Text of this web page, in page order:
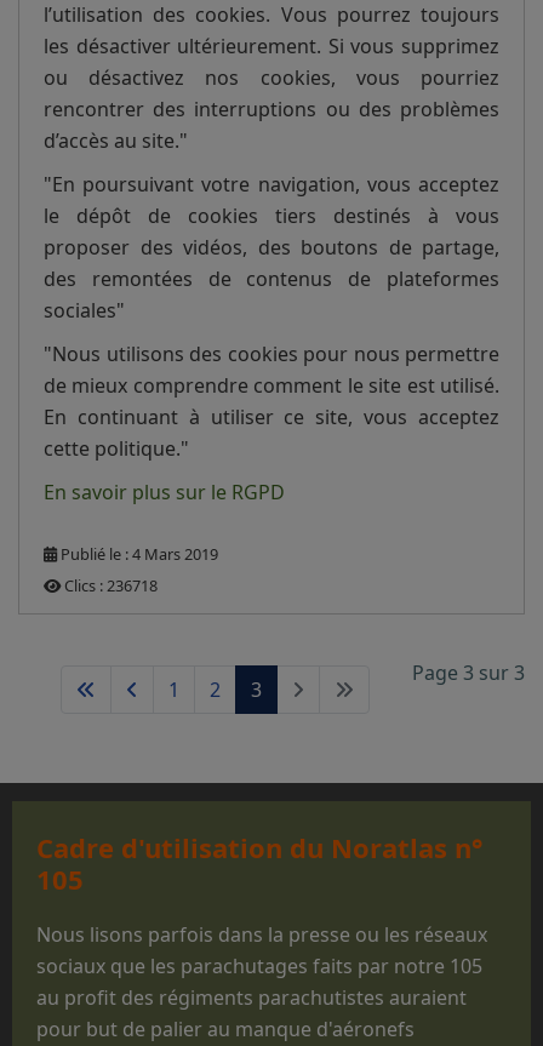
l’utilisation des cookies. Vous pourrez toujours
les désactiver ultérieurement. Si vous supprimez
ou désactivez nos cookies, vous pourriez
rencontrer des interruptions ou des problèmes
d’accès au site."
"En poursuivant votre navigation, vous acceptez
le dépôt de cookies tiers destinés à vous
proposer des vidéos, des boutons de partage,
des remontées de contenus de plateformes
sociales"
"Nous utilisons des cookies pour nous permettre
de mieux comprendre comment le site est utilisé.
En continuant à utiliser ce site, vous acceptez
cette politique."
En savoir plus sur le RGPD
Publié le : 4 Mars 2019
Clics : 236718
Page 3 sur 3
1 2 3
Cadre d'utilisation du Noratlas n°
105
Nous lisons parfois dans la presse ou les réseaux
sociaux que les parachutages faits par notre 105
au profit des régiments parachutistes auraient
pour but de palier au manque d'aéronefs